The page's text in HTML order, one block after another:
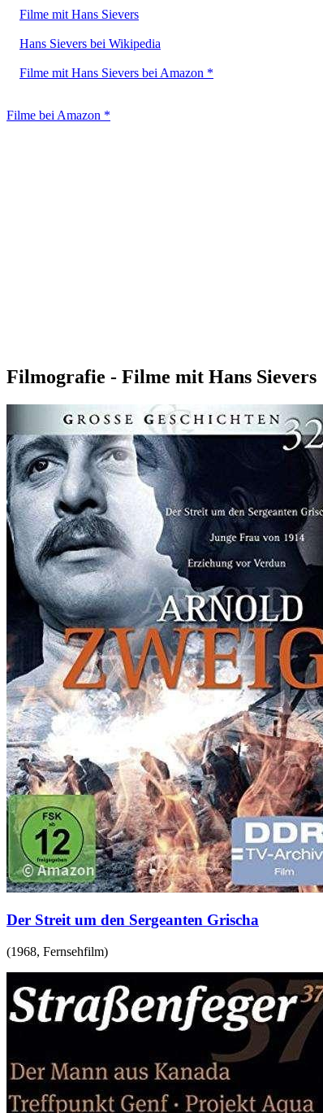
Filme mit Hans Sievers
Hans Sievers bei Wikipedia
Filme mit Hans Sievers bei Amazon *
Filme bei Amazon *
Filmografie - Filme mit Hans Sievers
Der Streit um den Sergeanten Grischa
(1968, Fernsehfilm)